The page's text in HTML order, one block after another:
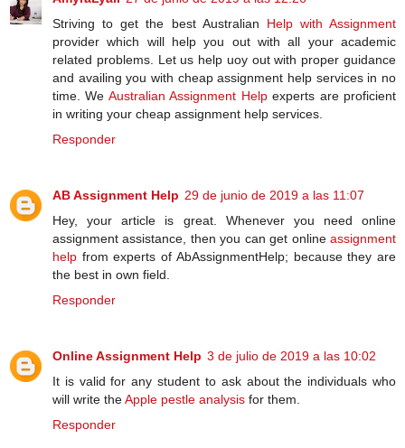
Striving to get the best Australian Help with Assignment
provider which will help you out with all your academic
related problems. Let us help uoy out with proper guidance
and availing you with cheap assignment help services in no
time. We Australian Assignment Helpexperts are proficient
in writing your cheap assignment help services.
Responder
AB Assignment Help 29 de junio de 2019 a las 11:07
Hey, your article is great. Whenever you need online
assignment assistance, then you can get online assignment
help from experts of AbAssignmentHelp; because they are
the best in own field.
Responder
Online Assignment Help 3 de julio de 2019 a las 10:02
It is valid for any student to ask about the individuals who
will write theApple pestle analysis for them.
Responder